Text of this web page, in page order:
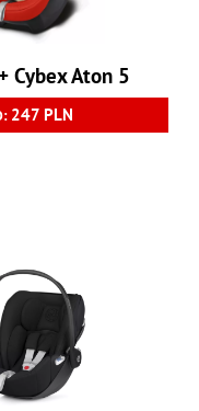
Cybex Aton 5
247 PLN